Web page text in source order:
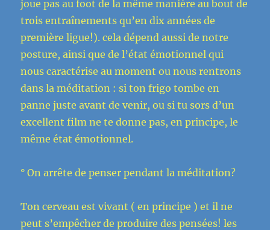
joue pas au foot de la même manière au bout de
trois entraînements qu’en dix années de
première ligue!). cela dépend aussi de notre
posture, ainsi que de l’état émotionnel qui
nous caractérise au moment ou nous rentrons
dans la méditation : si ton frigo tombe en
panne juste avant de venir, ou si tu sors d’un
excellent film ne te donne pas, en principe, le
même état émotionnel.
° On arrête de penser pendant la méditation?
Ton cerveau est vivant ( en principe ) et il ne
peut s’empêcher de produire des pensées! les